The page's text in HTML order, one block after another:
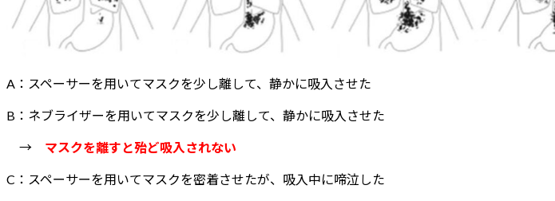
A：スペーサーを用いてマスクを少し離して、静かに吸入させた
B：ネブライザーを用いてマスクを少し離して、静かに吸入させた
→ マスクを離すと殆ど吸入されない
C：スペーサーを用いてマスクを密着させたが、吸入中に啼泣した